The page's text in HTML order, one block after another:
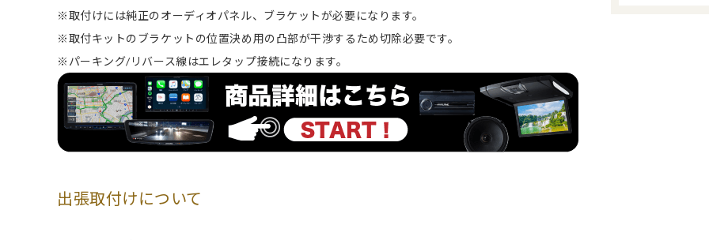
※取付けには純正のオーディオパネル、ブラケットが必要になります。
※取付キットのブラケットの位置決め用の凸部が干渉するため切除必要です。
※パーキング/リバース線はエレタップ接続になります。
出張取付けについて